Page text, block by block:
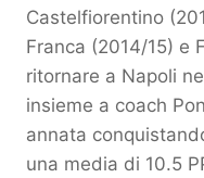
Castelfiorentino
Franca (2014/15) e
ritornare a Napoli
insieme a coach
annata
una media di 10.5